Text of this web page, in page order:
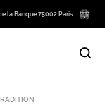
la Banque 75002 Paris